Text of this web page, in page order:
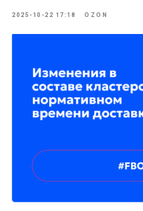
2025-10-22 17:18 OZON